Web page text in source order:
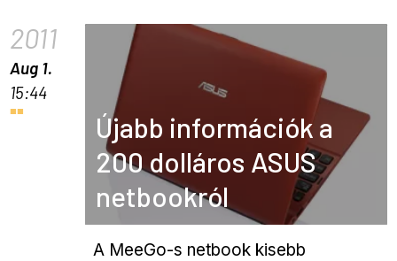
2011
Aug 1.
15:44
Újabb információk a
200 dolláros ASUS
netbookról
A MeeGo-s netbook kisebb